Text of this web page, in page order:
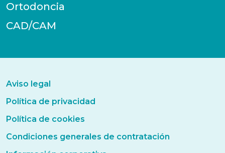
Ortodoncia
CAD/CAM
Aviso legal
Política de privacidad
Política de cookies
Condiciones generales de contratación